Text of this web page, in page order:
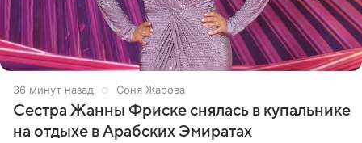
36 минут назад Соня Жарова
Сестра Жанны Фриске снялась в купальнике
на отдыхе в Арабских Эмиратах